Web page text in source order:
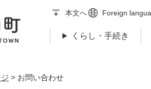
本文へ Foreign
くらし・手続き
> お問い合わせ